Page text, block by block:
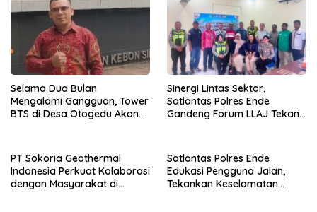
Selama Dua Bulan
Mengalami Gangguan, Tower
BTS di Desa Otogedu Akan
Sinergi Lintas Sektor,
Satlantas Polres Ende
Gandeng Forum LLAJ Tekan
PT Sokoria Geothermal
Indonesia Perkuat Kolaborasi
dengan Masyarakat di
Satlantas Polres Ende
Edukasi Pengguna Jalan,
Tekankan Keselamatan